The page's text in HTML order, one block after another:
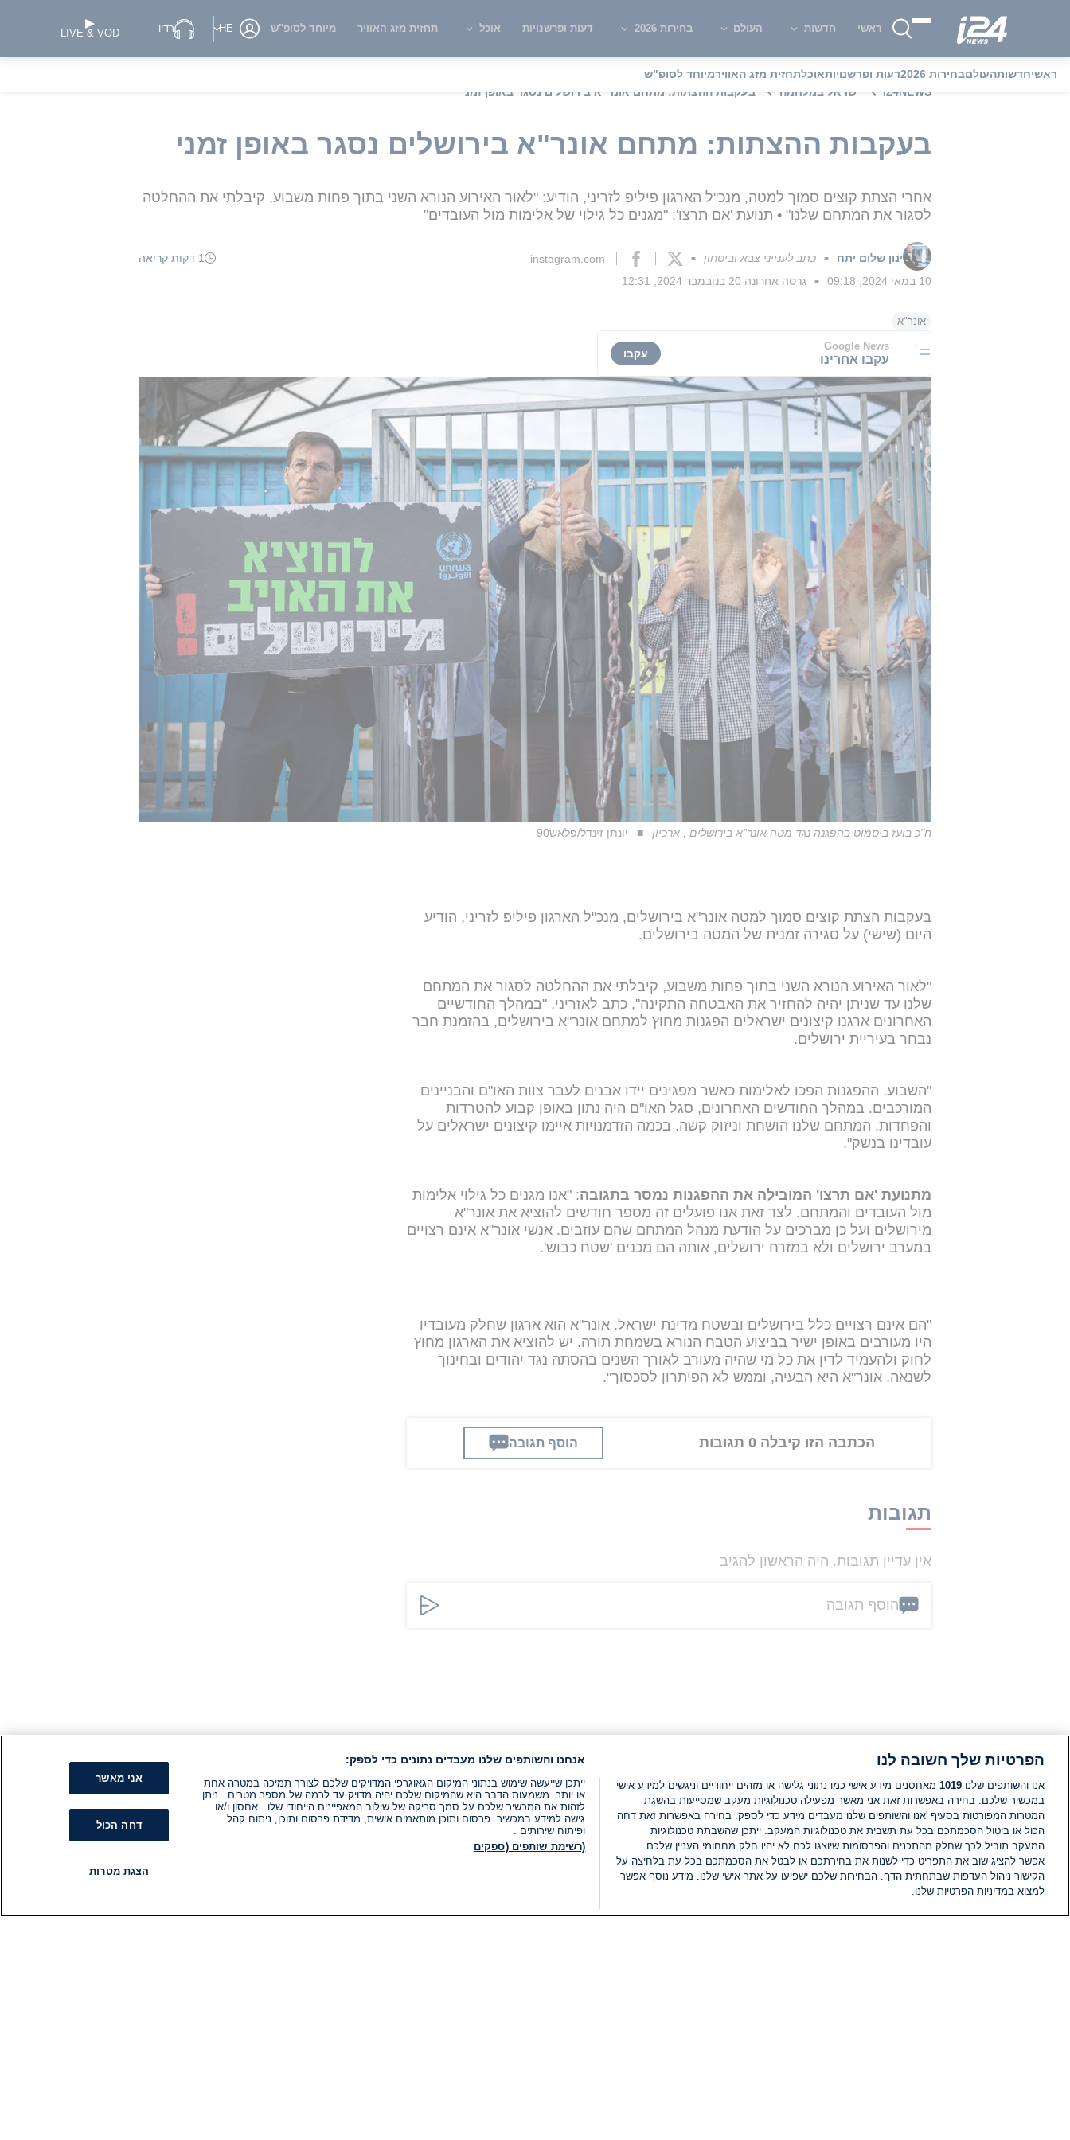
ראשי חדשות העולם בחירות 2026 דעות ופרשנויות אוכל תחזית מזג האוויר מיוחד לסופ"ש HE רדיו LIVE & VOD
ראשיחדשותהעולםבחירות 2026 דעות ופרשנויותאוכלתחזית מזג האווירמיוחד לסופ"ש
i24NEWS
ישראל במלחמה בעקבות ההצתות: מתחם אונר"א בירושלים נסגר באופן זמני
בעקבות ההצתות: מתחם אונר"א בירושלים נסגר באופן זמני
אחרי הצתת קוצים סמוך למטה, מנכ"ל הארגון פיליפ לזריני, הודיע: "לאור האירוע הנורא השני בתוך פחות משבוע, קיבלתי את ההחלטה
לסגור את המתחם שלנו" • תנועת 'אם תרצו': "מגנים כל גילוי של אלימות מול העובדים"
ינון שלום יתח ■ כתב לענייני צבא וביטחון ■
instagram.com
1 דקות קריאה
10 במאי 2024, 09:18
■ גרסה אחרונה 20 בנובמבר 2024, 12:31
אונר"א
Google News
עקבו אחרינו עקבו
ח"כ בועז ביסמוט בהפגנה נגד מטה אונר"א בירושלים , ארכיון יונתן זינדל/פלאש90
בעקבות הצתת קוצים סמוך למטה אונר"א בירושלים, מנכ"ל הארגון פיליפ לזריני, הודיע
היום (שישי) על סגירה זמנית של המטה בירושלים.
"לאור האירוע הנורא השני בתוך פחות משבוע, קיבלתי את ההחלטה לסגור את המתחם
שלנו עד שניתן יהיה להחזיר את האבטחה התקינה", כתב לאזריני, "במהלך החודשיים
האחרונים ארגנו קיצונים ישראלים הפגנות מחוץ למתחם אונר"א בירושלים, בהזמנת חבר
נבחר בעיריית ירושלים.
"השבוע, ההפגנות הפכו לאלימות כאשר מפגינים יידו אבנים לעבר צוות האו"ם והבניינים
המורכבים. במהלך החודשים האחרונים, סגל האו"ם היה נתון באופן קבוע להטרדות
והפחדות. המתחם שלנו הושחת וניזוק קשה. בכמה הזדמנויות איימו קיצונים ישראלים על
עובדינו בנשק".
מתנועת 'אם תרצו' המובילה את ההפגנות נמסר בתגובה: "אנו מגנים כל גילוי אלימות
מול העובדים והמתחם. לצד זאת אנו פועלים זה מספר חודשים להוציא את אונר"א
מירושלים ועל כן מברכים על הודעת מנהל המתחם שהם עוזבים. אנשי אונר"א אינם רצויים
במערב ירושלים ולא במזרח ירושלים, אותה הם מכנים 'שטח כבוש'.
"הם אינם רצויים כלל בירושלים ובשטח מדינת ישראל. אונר"א הוא ארגון שחלק מעובדיו
היו מעורבים באופן ישיר בביצוע הטבח הנורא בשמחת תורה. יש להוציא את הארגון מחוץ
לחוק ולהעמיד לדין את כל מי שהיה מעורב לאורך השנים בהסתה נגד יהודים ובחינוך
לשנאה. אונר"א היא הבעיה, וממש לא הפיתרון לסכסוך".
הכתבה הזו קיבלה 0 תגובות הוסף תגובה
תגובות
אין עדיין תגובות. היה הראשון להגיב
הוסף תגובה
הפרטיות שלך חשובה לנו
אנו והשותפים שלנו 1019 מאחסנים מידע אישי כמו נתוני גלישה או מזהים ייחודיים וניגשים למידע אישי
במכשיר שלכם. בחירה באפשרות זאת אני מאשר מפעילה טכנולוגיות מעקב שמסייעות בהשגת
המטרות המפורטות בסעיף 'אנו והשותפים שלנו מעבדים מידע כדי לספק. בחירה באפשרות זאת דחה
הכול או ביטול הסכמתכם בכל עת תשבית את טכנולוגיות המעקב. ייתכן שהשבתת טכנולוגיות
המעקב תוביל לכך שחלק מהתכנים והפרסומות שיוצגו לכם לא יהיו חלק מחחומי העניין שלכם.
אפשר להציג שוב את התפריט כדי לשנות את בחירתכם או לבטל את הסכמתכם בכל עת בלחיצה על
הקישור ניהול העדפות שבתחתית הדף. הבחירות שלכם ישפיעו על אתר אישי שלנו. מידע נוסף אפשר
למצוא במדיניות הפרטיות שלנו.
אנחנו והשותפים שלנו מעבדים נתונים כדי לספק:
ייתכן שייעשה שימוש בנתוני המיקום הגאוגרפי המדויקים שלכם לצורך תמיכה במטרה אחת
או יותר. משמעות הדבר היא שהמיקום שלכם יהיה מדויק עד לרמה של מספר מטרים.. ניתן
לזהות את המכשיר שלכם על סמך סריקה של שילוב המאפיינים הייחודי שלו.. אחסון ו/או
גישה למידע במכשיר. פרסום ותוכן מותאמים אישית, מדידת פרסום ותוכן, ניתוח קהל
ופיתוח שירותים .
(רשימת שותפים (ספקים
אני מאשר
דחה הכול
הצגת מטרות